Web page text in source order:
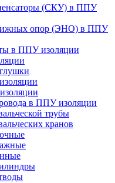
(СКУ) в ППУ
опор (ЭНО) в ППУ
в ППУ изоляции
в ППУ изоляции
трубы
кранов